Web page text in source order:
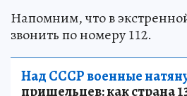
Напомним, что в
звонить по номеру 112.
Над СССР военные
пришельцев: как страна